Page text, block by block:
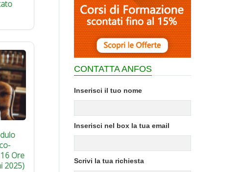
Ore
2025)
CONTATTA ANFOS
Inserisci il tuo nome
Inserisci nel box la tua email
Scrivi la tua richiesta